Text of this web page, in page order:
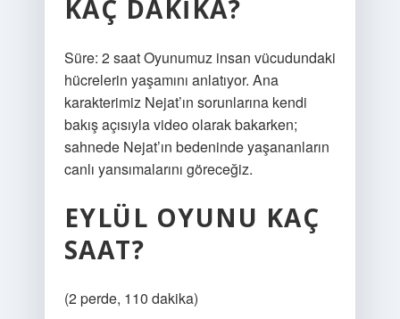
KAÇ DAKIKA?
Süre: 2 saat Oyunumuz insan vücudundaki
hücrelerin yaşamını anlatıyor. Ana
karakterimiz Nejat’ın sorunlarına kendi
bakış açısıyla video olarak bakarken;
sahnede Nejat’ın bedeninde yaşananların
canlı yansımalarını göreceğiz.
EYLÜL OYUNU KAÇ
SAAT?
(2 perde, 110 dakika)